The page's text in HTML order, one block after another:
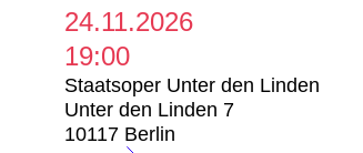
24.11.2026
19:00
Staatsoper Unter den Linden
Unter den Linden 7
10117 Berlin